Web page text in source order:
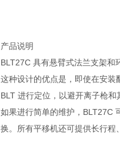
产品说明
BLT27C 具有悬臂式法兰支架和
这种设计的优点是，即使在安
BLT 进行定位，以避开离子枪
如果进行简单的维护，BLT27C
换。所有平移机还可提供长行程